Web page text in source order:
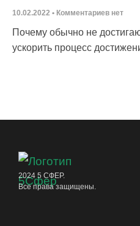
10.02.2022 Комментариев нет
Почему обычно не
ускорить процесс
2024 5 СФЕР.
Все права защищены.